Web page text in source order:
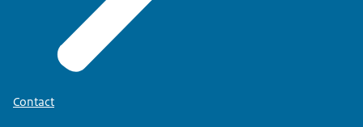
Contact